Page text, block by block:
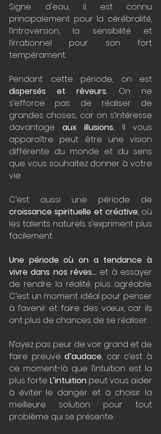
Signe d'eau, il est connu
principalement pour la cérébralité,
l’introversion, la sensibilité et
l’irrationnel pour son fort
tempérament.
dispersés et rêveurs. On ne
s’efforce pas de réaliser de
grandes choses, car on s’intéresse
davantage aux illusions. Il vous
apparaître peut être une vision
différente du monde et du sens
que vous souhaitez donner à votre
vie.
croissance spirituelle et créative, où
les talents naturels s’expriment plus
facilement.
Une période où on a tendance à
vivre dans nos rêves… et à essayer
de rendre la réalité plus agréable.
C’est un moment idéal pour penser
à l’avenir et faire des vœux, car ils
ont plus de chances de se réaliser.
N’ayez pas peur de voir grand et de
faire preuve d’audace, car c’est à
ce moment-là que l’intuition est la
plus forte. L’intuition peut vous aider
à éviter le danger et à choisir la
meilleure solution pour tout
problème qui se présente.